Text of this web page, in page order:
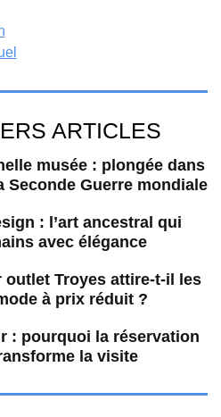
ARTICLES
musée : plongée dans
Seconde Guerre mondiale
: l’art ancestral qui
avec élégance
Troyes attire-t-il les
à prix réduit ?
: pourquoi la réservation
la visite